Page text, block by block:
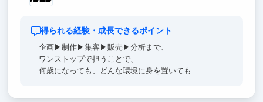
得られる経験・成長できるポイント
企画▶︎制作▶︎集客▶︎販売▶︎分析まで、
ワンストップで担うことで、
何歳になっても、どんな環境に身を置いても